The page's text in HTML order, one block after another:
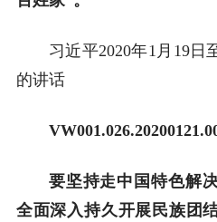
习近平2020年1月19日
的讲话
要坚持走中国特色解
全面深入持久开展民族团